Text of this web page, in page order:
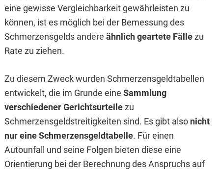
eine gewisse Vergleichbarkeit gewährleisten zu
können, ist es möglich bei der Bemessung des
Schmerzensgelds andere ähnlich geartete Fällezu
Rate zu ziehen.
Zu diesem Zweck wurden Schmerzensgeldtabellen
entwickelt, die im Grunde eine Sammlung
verschiedener Gerichtsurteilezu
Schmerzensgeldstreitigkeiten sind. Es gibt also nicht
nur eine Schmerzensgeldtabelle. Für einen
Autounfall und seine Folgen bieten diese eine
Orientierung bei der Berechnung des Anspruchs auf